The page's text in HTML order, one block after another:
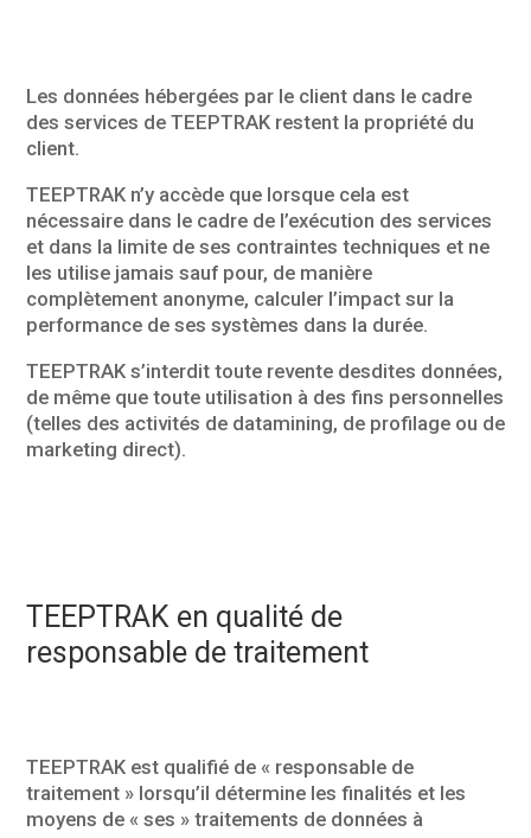
Les données hébergées par le client dans le cadre
des services de TEEPTRAK restent la propriété du
client.
TEEPTRAK n’y accède que lorsque cela est
nécessaire dans le cadre de l’exécution des services
et dans la limite de ses contraintes techniques et ne
les utilise jamais sauf pour, de manière
complètement anonyme, calculer l’impact sur la
performance de ses systèmes dans la durée.
TEEPTRAK s’interdit toute revente desdites données,
de même que toute utilisation à des fins personnelles
(telles des activités de datamining, de profilage ou de
marketing direct).
TEEPTRAK en qualité de
responsable de traitement
TEEPTRAK est qualifié de « responsable de
traitement » lorsqu’il détermine les finalités et les
moyens de « ses » traitements de données à